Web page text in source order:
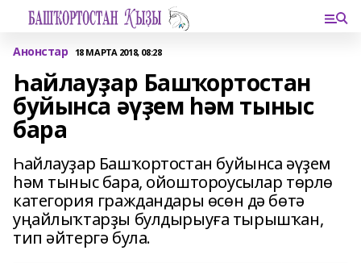
Анонстар 18 МАРТА 2018, 08:28
Һайлауҙар Башҡортостан
буйынса әүҙем һәм тыныс
бара
Һайлауҙар Башҡортостан буйынса әүҙем
һәм тыныс бара, ойоштороусылар төрлө
категория граждандары өсөн дә бөтә
уңайлыҡтарҙы булдырыуға тырышҡан,
тип әйтергә була.